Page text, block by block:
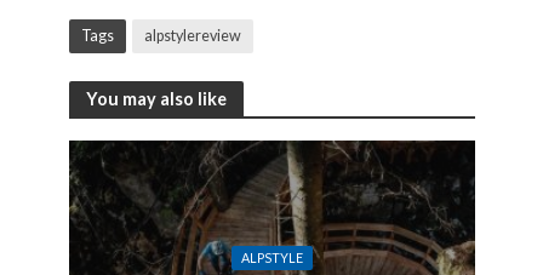
Tags alpstylereview
You may also like
ALPSTYLE